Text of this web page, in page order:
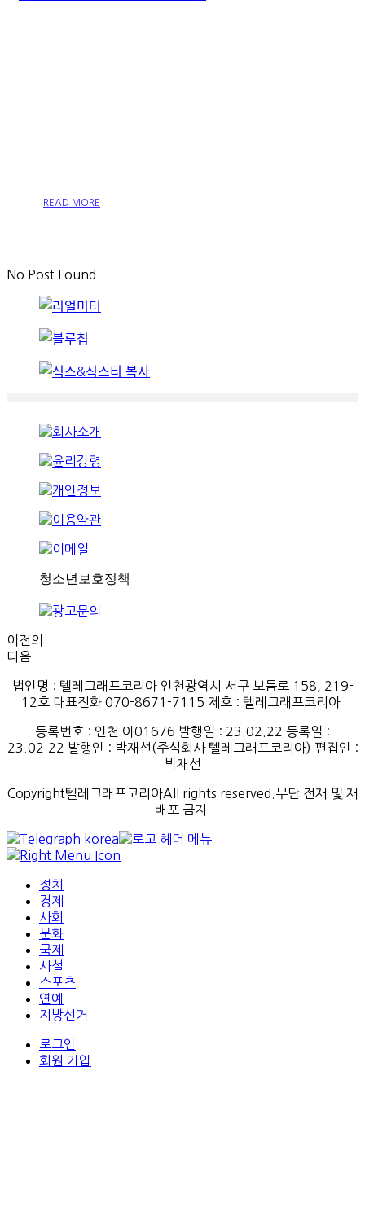
READ MORE
No Post Found
이전의
다음
법인명 : 텔레그래프코리아 인천광역시 서구 보듬로 158, 219-
12호 대표전화 070-8671-7115 제호 : 텔레그래프코리아
등록번호 : 인천 아01676 발행일 : 23.02.22 등록일 :
23.02.22 발행인 : 박재선(주식회사텔레그래프코리아) 편집인 :
박재선
Copyright텔레그래프코리아All rights reserved.무단 전재 및 재
배포 금지.
정치
경제
사회
문화
국제
사설
스포츠
연예
지방선거
로그인
회원 가입